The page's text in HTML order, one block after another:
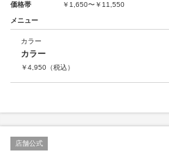
価格帯
￥1,650〜￥11,550
メニュー
カラー
カラー
￥4,950 （税込）
店舗公式